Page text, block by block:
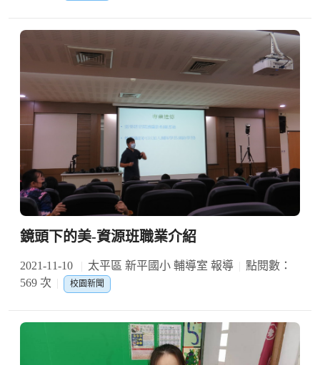
鏡頭下的美-資源班職業介紹
2021-11-10 太平區 新平國小 輔導室 報導
點閱數：
569 次
校園新聞